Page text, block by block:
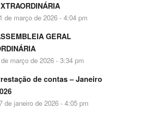
de março de 2026 - 4:04 pm
GERAL
março de 2026 - 3:34 pm
de contas – Janeiro
de janeiro de 2026 - 4:05 pm